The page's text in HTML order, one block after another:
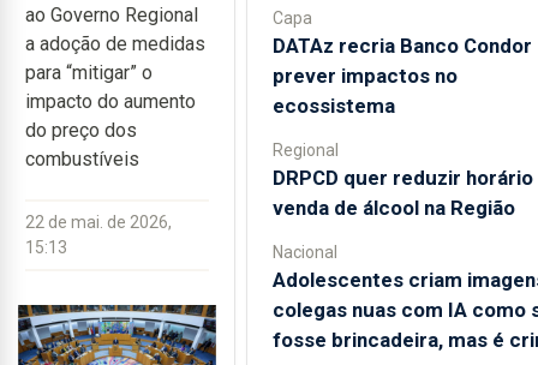
ao Governo Regional
a adoção de medidas
para “mitigar” o
impacto do aumento
do preço dos
combustíveis
22 de mai. de 2026,
15:13
Capa
DATAz recria Banco Condor
prever impactos no
ecossistema
Regional
DRPCD quer reduzir horário
venda de álcool na Região
Nacional
Adolescentes criam
colegas nuas com IA como
fosse brincadeira, mas é